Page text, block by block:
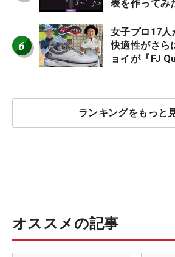
表を作ってみ
6
女子プロ17人
快適性がさら
ョイが『FJ
ランキングをもっと
オススメの記事